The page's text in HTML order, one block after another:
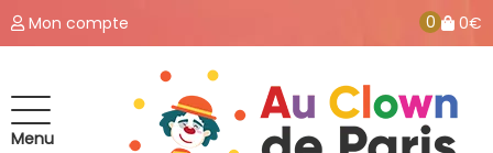
Mon compte 0 0€
Menu